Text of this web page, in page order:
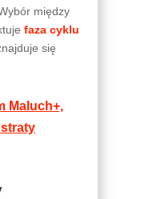
między
faza cyklu
się
Maluch+,